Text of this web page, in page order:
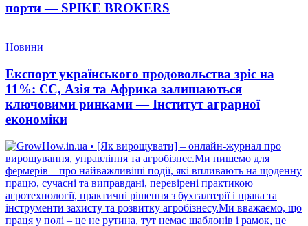
порти — SPIKE BROKERS
Новини
Експорт українського продовольства зріс на
11%: ЄС, Азія та Африка залишаються
ключовими ринками — Інститут аграрної
економіки